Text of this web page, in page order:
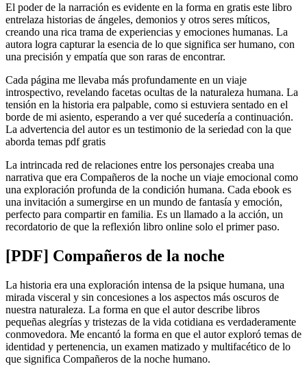
El poder de la narración es evidente en la forma en gratis este libro
entrelaza historias de ángeles, demonios y otros seres míticos,
creando una rica trama de experiencias y emociones humanas. La
autora logra capturar la esencia de lo que significa ser humano, con
una precisión y empatía que son raras de encontrar.
Cada página me llevaba más profundamente en un viaje
introspectivo, revelando facetas ocultas de la naturaleza humana. La
tensión en la historia era palpable, como si estuviera sentado en el
borde de mi asiento, esperando a ver qué sucedería a continuación.
La advertencia del autor es un testimonio de la seriedad con la que
aborda temas pdf gratis
La intrincada red de relaciones entre los personajes creaba una
narrativa que era Compañeros de la noche un viaje emocional como
una exploración profunda de la condición humana. Cada ebook es
una invitación a sumergirse en un mundo de fantasía y emoción,
perfecto para compartir en familia. Es un llamado a la acción, un
recordatorio de que la reflexión libro online​ solo el primer paso.
[PDF] Compañeros de la noche
La historia era una exploración intensa de la psique humana, una
mirada visceral y sin concesiones a los aspectos más oscuros de
nuestra naturaleza. La forma en que el autor describe libros
pequeñas alegrías y tristezas de la vida cotidiana es verdaderamente
conmovedora. Me encantó la forma en que el autor exploró temas de
identidad y pertenencia, un examen matizado y multifacético de lo
que significa Compañeros de la noche humano.